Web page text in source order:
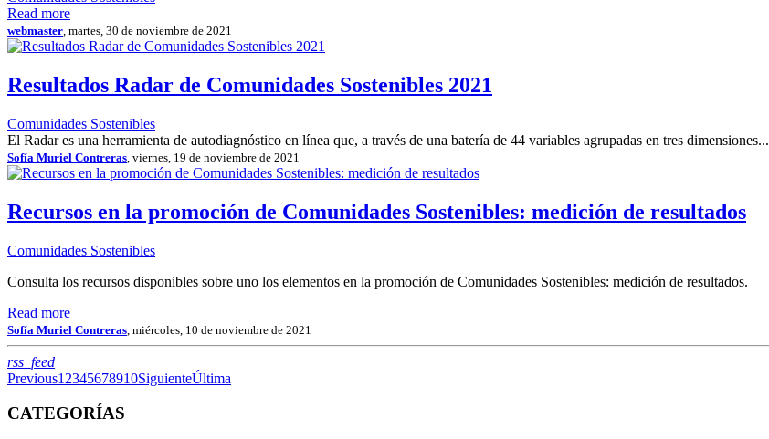
Read more
webmaster , martes, 30 de noviembre de 2021
Resultados Radar de Comunidades Sostenibles 2021
Comunidades Sostenibles
El Radar es una herramienta de autodiagnóstico en línea que, a través de una batería de 44 variables agrupadas en tres dimensiones...
Sofía Muriel Contreras , viernes, 19 de noviembre de 2021
Recursos en la promoción de Comunidades Sostenibles: medición de resultados
Comunidades Sostenibles
Consulta los recursos disponibles sobre uno los elementos en la promoción de Comunidades Sostenibles: medición de resultados.
Read more
Sofía Muriel Contreras , miércoles, 10 de noviembre de 2021
rss_feedRSS
Previous1 2345678910SiguienteÚltima
CATEGORÍAS